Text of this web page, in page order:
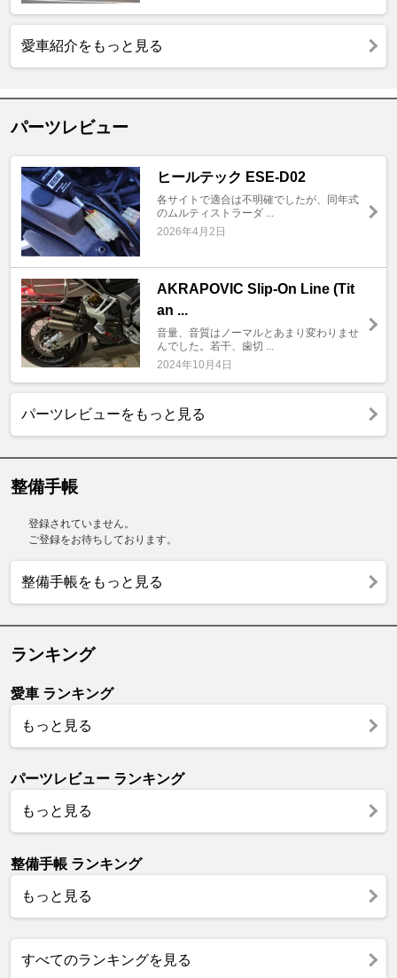
愛車紹介をもっと見る
パーツレビュー
ヒールテック ESE-D02
各サイトで適合は不明確でしたが、同年式
のムルティストラーダ ...
2026年4月2日
AKRAPOVIC Slip-On Line (Tit
an ...
音量、音質はノーマルとあまり変わりませ
んでした。若干、歯切 ...
2024年10月4日
パーツレビューをもっと見る
整備手帳
登録されていません。
ご登録をお待ちしております。
整備手帳をもっと見る
ランキング
愛車 ランキング
もっと見る
パーツレビュー ランキング
もっと見る
整備手帳 ランキング
もっと見る
すべてのランキングを見る